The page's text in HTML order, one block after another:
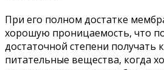
При его полном достатке
хорошую проницаемость, что
достаточной степени получать
питательные вещества, когда